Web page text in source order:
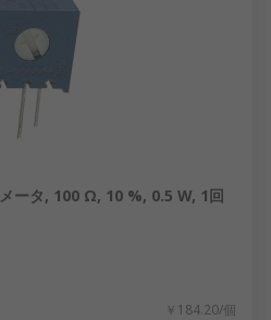
ータ, 100 Ω, 10 %, 0.5 W, 1回
￥184.20/個